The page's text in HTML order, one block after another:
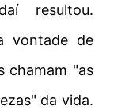
resultou.
vontade de
chamam "as
da vida.